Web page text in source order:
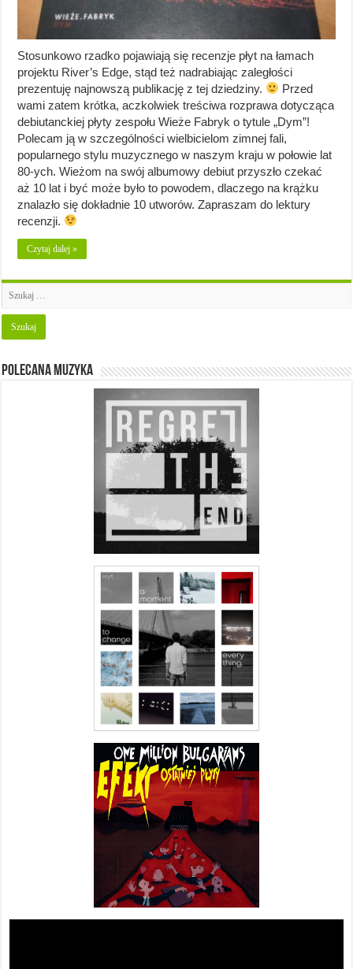
Stosunkowo rzadko pojawiają się recenzje płyt na łamach
projektu River’s Edge, stąd też nadrabiając zaległości
prezentuję najnowszą publikację z tej dziedziny.
Przed
wami zatem krótka, aczkolwiek treściwa rozprawa dotycząca
debiutanckiej płyty zespołu Wieże Fabryk o tytule „Dym”!
Polecam ją w szczególności wielbicielom zimnej fali,
popularnego stylu muzycznego w naszym kraju w połowie lat
80-ych. Wieżom na swój albumowy debiut przyszło czekać
aż 10 lat i być może było to powodem, dlaczego na krążku
znalazło się dokładnie 10 utworów. Zapraszam do lektury
recenzji.
Czytaj dalej »
Polecana muzyka